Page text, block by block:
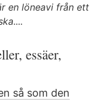
en löneavi från ett
essäer,
så som den